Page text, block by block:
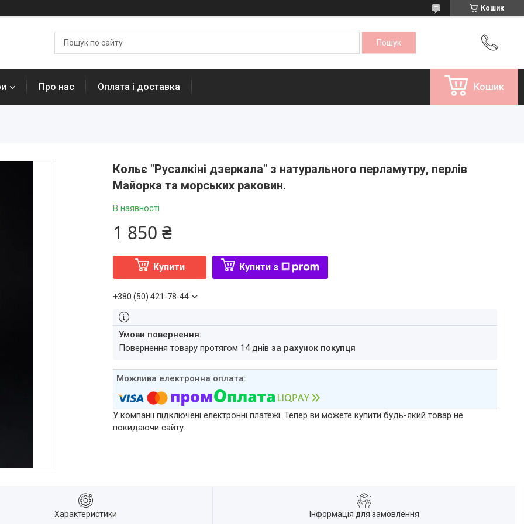
Кошик
Про нас Оплата і доставка Кошик
Кольє "Русалкіні дзеркала" з натурального перламутру, перлів
Майорка та морських раковин.
В наявності
1 850 ₴
Купити Купити з
+380 (50) 421-78-44
повернення товару протягом 14 днівза рахунок покупця
У компанії підключені електронні платежі. Тепер ви можете купити будь-який товар не
покидаючи сайту.
Характеристики Інформація для замовлення